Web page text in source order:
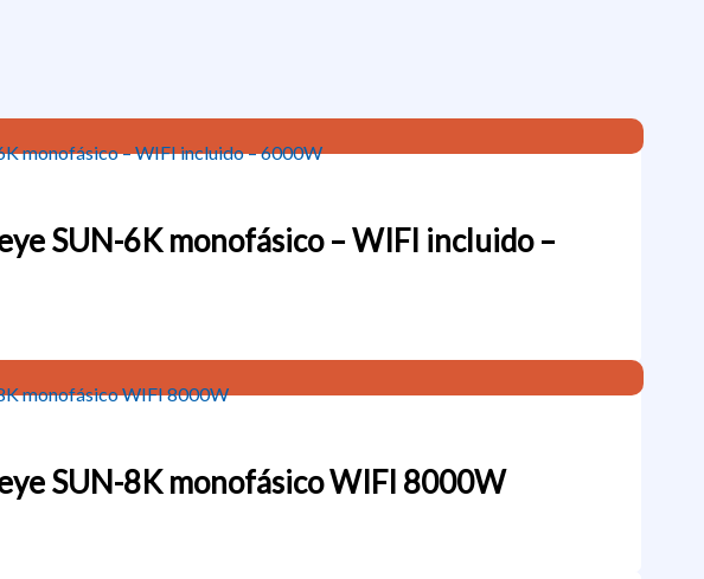
SUN-6K monofásico – WIFI incluido –
SUN-8K monofásico WIFI 8000W